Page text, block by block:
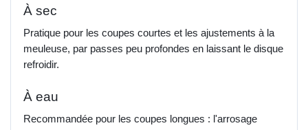
À sec
Pratique pour les coupes courtes et les ajustements à la
meuleuse, par passes peu profondes en laissant le disque
refroidir.
À eau
Recommandée pour les coupes longues : l'arrosage